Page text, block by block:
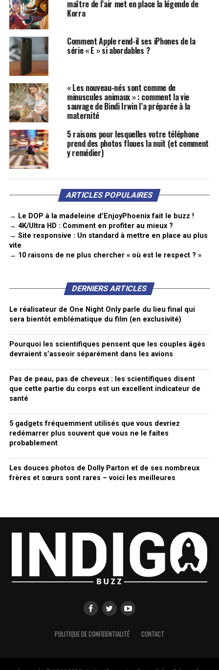
maître de l’air met en place la légende de
Korra
Comment Apple rend-il ses iPhones de la
série « E » si abordables ?
« Les nouveau-nés sont comme de
minuscules animaux » : comment la vie
sauvage de Bindi Irwin l’a préparée à la
maternité
5 raisons pour lesquelles votre téléphone
prend des photos floues la nuit (et comment
y remédier)
ARTICLES POPULAIRES
→ Le DOP à la madeleine d’EnjoyPhoenix fait le buzz !
→ 4K/Ultra HD : Comment en profiter au mieux ?
→ Site responsive : Un standard à mettre en place au plus
vite
→ 10 raisons de ne plus chercher « où est le respect ? »
DERNIERS ARTICLES
Le réalisateur de One Night Only parle du lieu final qui
sera bientôt emblématique du film (en exclusivité)
Pourquoi les scientifiques pensent que les couples âgés
devraient s’asseoir séparément dans les avions
Pas de peau, pas de cheveux : les scientifiques disent
que cette partie du corps est un excellent indicateur de
santé
5 gadgets fréquemment utilisés que vous devriez
redémarrer plus souvent que vous ne le faites
probablement
Les douces photos de Dolly Parton et de ses nombreux
frères et sœurs sont rares – voici les meilleures
POLITIQUE DE CONFIDENTIALITÉ CONTACT